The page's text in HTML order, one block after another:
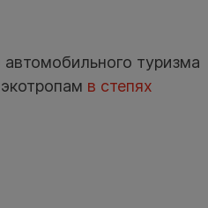
автомобильного туризма
в степях